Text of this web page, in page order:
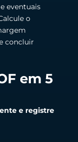
eventuais
o
concluir
em 5
e registre